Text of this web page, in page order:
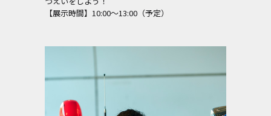
【展示時間】10:00～13:00（予定）